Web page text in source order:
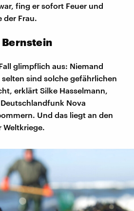
fing er sofort Feuer und
der Frau.
glimpflich aus: Niemand
sind solche gefährlichen
erklärt Silke Hasselmann,
Nova
Und das liegt an den
Weltkriege.